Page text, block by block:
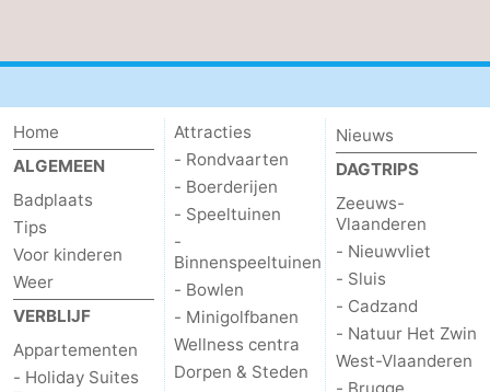
Home
ALGEMEEN
Badplaats
Tips
Voor kinderen
Weer
VERBLIJF
Appartementen
- Holiday Suites
Attracties
- Rondvaarten
- Boerderijen
- Speeltuinen
-
Binnenspeeltuinen
- Bowlen
- Minigolfbanen
Wellness centra
Dorpen & Steden
Nieuws
DAGTRIPS
Zeeuws-
Vlaanderen
- Nieuwvliet
- Sluis
- Cadzand
- Natuur Het Zwin
West-Vlaanderen